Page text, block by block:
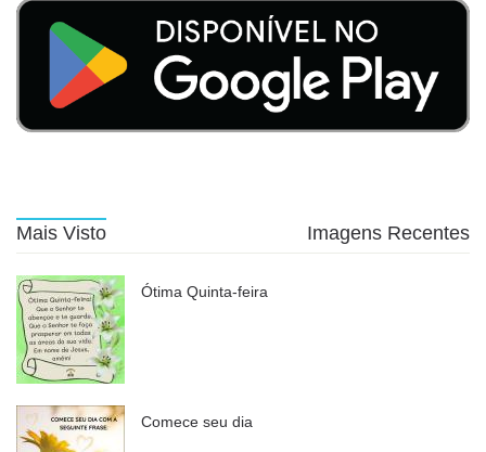
Mais Visto Imagens Recentes
Ótima Quinta-feira
Comece seu dia